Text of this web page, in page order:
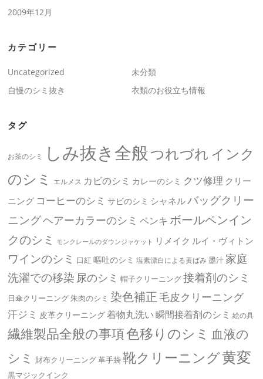
2009年12月
カテゴリー
Uncategorized
未分類
自慢のシミ抜き
衣類のお役立ち情報
タグ
お茶のシミ しみ抜き全般つれづれ インク
のシミ
エルメス カビのシミ カレーのシミ クツ修理 クリー
ニング コーヒーのシミ サビのシミ シャネルバッグクリー
ニングヘアーカラーのシミ ペンキ ボールペンイン
クのシミ
モンクレールのダウンジャケット リメイク ルイ・ヴィトン
ワインのシミ 口紅 嘔吐のシミ 塩素漂白による黄ばみ墨汁 家庭
洗濯での移染 尿のシミ 帽子クリーニング接着剤のシミ
日傘クリーニング朱肉のシミ 染色補正毛皮クリーニング
汗ジミ 皮革クリーニング着物丸洗い瞬間接着剤のシミ 絵の具
繊維製品全般の事項色移りのシミ 血液の
シミ
財布クリーニング革手袋 靴クリーニング黄変
黒マジックインク